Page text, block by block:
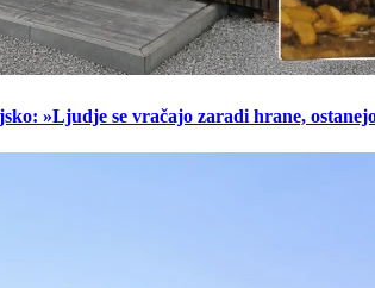
»Ljudje se vračajo zaradi hrane,